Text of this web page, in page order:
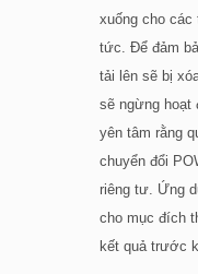
xuống cho các
tức. Để đảm
tải lên sẽ bị
sẽ ngừng hoạt
yên tâm rằng
chuyển đổi
riêng tư. Ứng
cho mục đích
kết quả trước